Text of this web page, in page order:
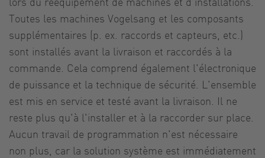
Toutes les machines Vogelsang et les composants
supplémentaires (p. ex. raccords et capteurs, etc.)
sont installés avant la livraison et raccordés à la
commande. Cela comprend également l'électronique
de puissance et la technique de sécurité. L'ensemble
est mis en service et testé avant la livraison. Il ne
reste plus qu'à l'installer et à la raccorder sur place.
Aucun travail de programmation n'est nécessaire
non plus, car la solution système est immédiatement